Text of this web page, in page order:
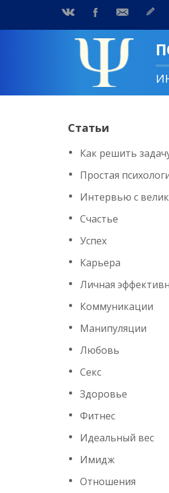
Статьи
Как решить
Простая
Интервью с
Счастье
Успех
Карьера
Личная
Коммуникации
Манипуляции
Любовь
Секс
Здоровье
Фитнес
Идеальный вес
Имидж
Отношения